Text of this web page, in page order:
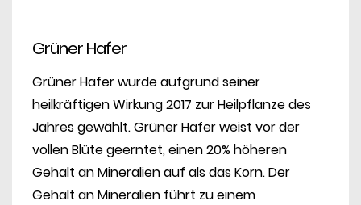
Grüner Hafer
Grüner Hafer wurde aufgrund seiner
heilkräftigen Wirkung 2017 zur Heilpflanze des
Jahres gewählt. Grüner Hafer weist vor der
vollen Blüte geerntet, einen 20% höheren
Gehalt an Mineralien auf als das Korn. Der
Gehalt an Mineralien führt zu einem